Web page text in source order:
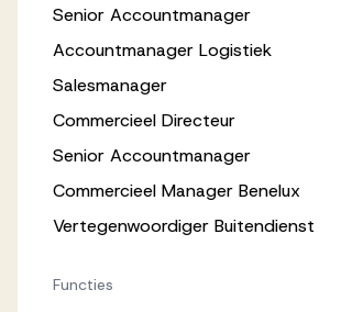
Senior Accountmanager
Accountmanager Logistiek
Salesmanager
Commercieel Directeur
Senior Accountmanager
Commercieel Manager Benelux
Vertegenwoordiger Buitendienst
Functies